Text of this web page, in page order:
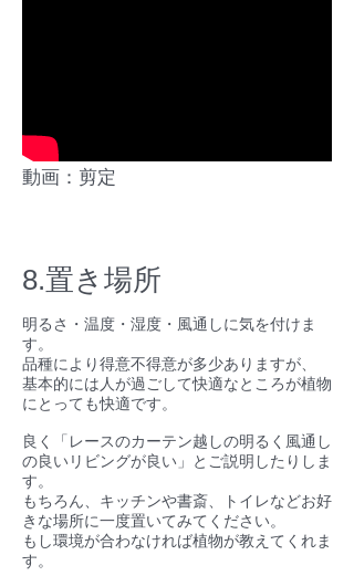
8.置き場所
明るさ・温度・湿度・風通しに気を付けま
す。
品種により得意不得意が多少ありますが、
基本的には人が過ごして快適なところが植物
にとっても快適です。
良く「レースのカーテン越しの明るく風通し
の良いリビングが良い」とご説明したりしま
す。
もちろん、キッチンや書斎、トイレなどお好
きな場所に一度置いてみてください。
もし環境が合わなければ植物が教えてくれま
す。
動画：剪定